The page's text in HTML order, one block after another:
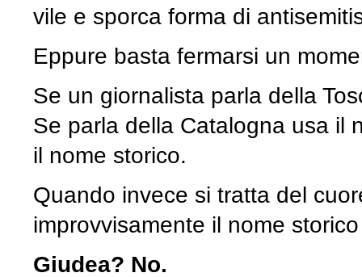
vile e sporca forma di
Eppure basta fermarsi un
Se un giornalista parla della
Se parla della Catalogna usa il
il nome storico.
Quando invece si tratta del
improvvisamente il nome
Giudea? No.